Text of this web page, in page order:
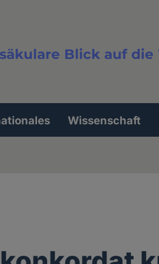
Blick auf die
Wissenschaft